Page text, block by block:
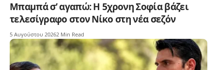
Μπαμπά σ’ αγαπώ: Η 5χρονη Σοφία βάζει
τελεσίγραφο στον Νίκο στη νέα σεζόν
5 Αυγούστου 20262 Min Read